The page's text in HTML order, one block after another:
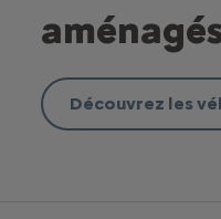
Découvrez les